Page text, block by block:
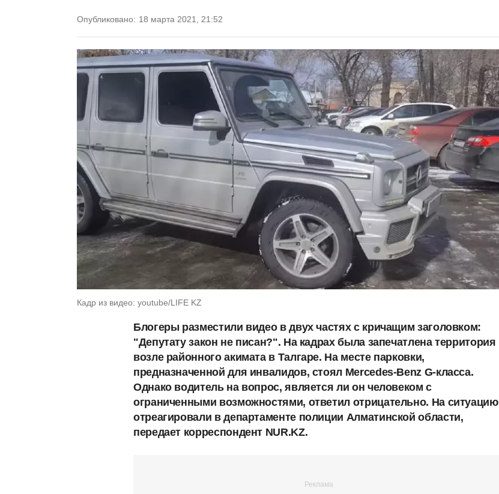
Опубликовано: 18 марта 2021, 21:52
Кадр из видео: youtube/LIFE KZ
Блогеры разместили видео в двух частях с кричащим заголовком:
"Депутату закон не писан?". На кадрах была запечатлена территория
возле районного акимата в Талгаре. На месте парковки,
предназначенной для инвалидов, стоял Mercedes-Benz G-класса.
Однако водитель на вопрос, является ли он человеком с
ограниченными возможностями, ответил отрицательно. На ситуацию
отреагировали в департаменте полиции Алматинской области,
передает корреспондент NUR.KZ.